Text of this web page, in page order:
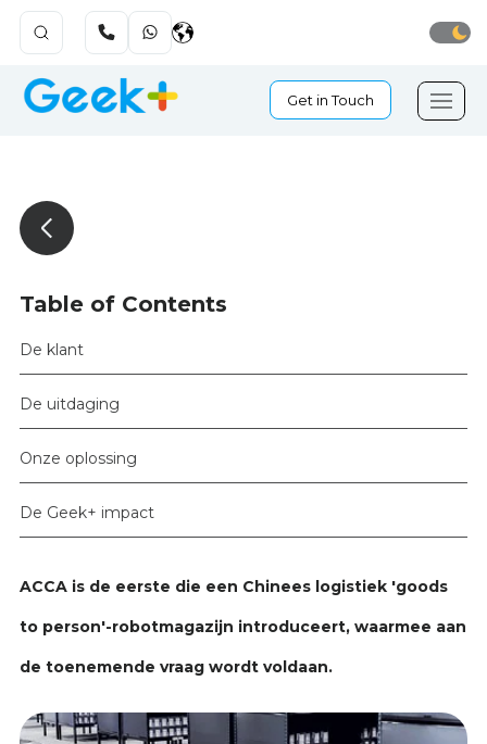
Get in Touch
Table of Contents
De klant
De uitdaging
Onze oplossing
De Geek+ impact
ACCA is de eerste die een Chinees logistiek 'goods
to person'-robotmagazijn introduceert, waarmee aan
de toenemende vraag wordt voldaan.